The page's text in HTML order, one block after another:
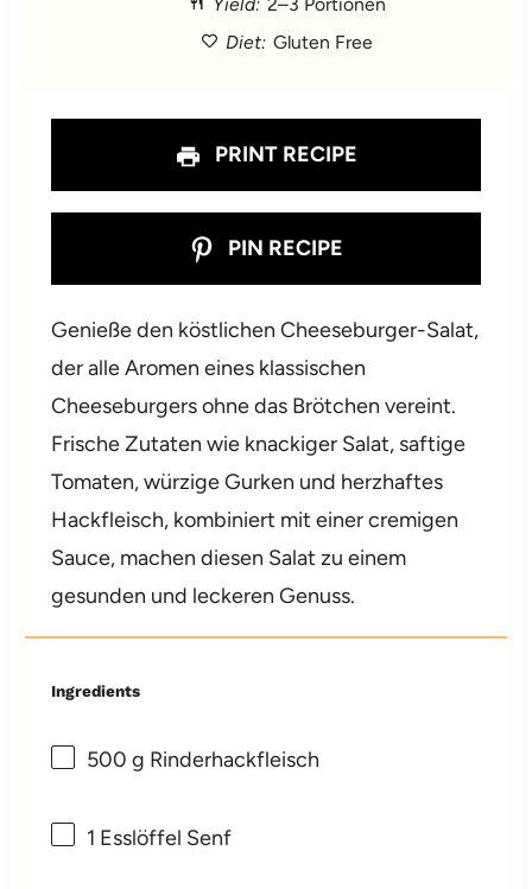
Diet: Gluten Free
PRINT RECIPE
PIN RECIPE
Genieße den köstlichen Cheeseburger-Salat,
der alle Aromen eines klassischen
Cheeseburgers ohne das Brötchen vereint.
Frische Zutaten wie knackiger Salat, saftige
Tomaten, würzige Gurken und herzhaftes
Hackfleisch, kombiniert mit einer cremigen
Sauce, machen diesen Salat zu einem
gesunden und leckeren Genuss.
Ingredients
500 g Rinderhackfleisch
1 Esslöffel Senf